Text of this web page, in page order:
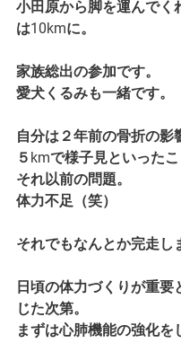
小田原から脚を運んでく
は10kmに。
家族総出の参加です。
愛犬くるみも一緒です。
自分は２年前の骨折の影
５kmで様子見といった
それ以前の問題。
体力不足（笑）
それでもなんとか完走し
日頃の体力づくりが重要
じた次第。
まずは心肺機能の強化を